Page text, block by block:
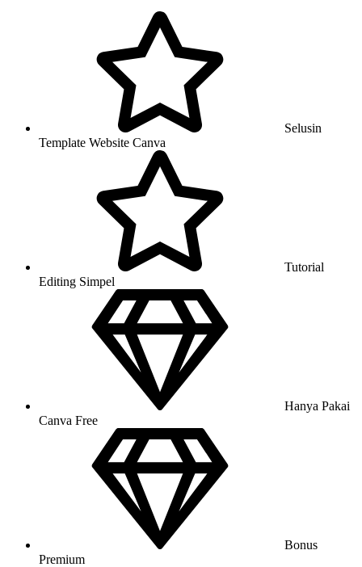
Selusin
Template Website Canva
Tutorial
Editing Simpel
Hanya Pakai
Canva Free
Bonus
Premium